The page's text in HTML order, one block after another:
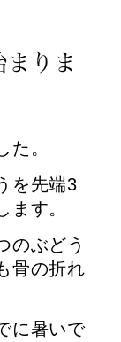
りま
。
を先端3
ます。
のぶどう
骨の折れ
に暑いで